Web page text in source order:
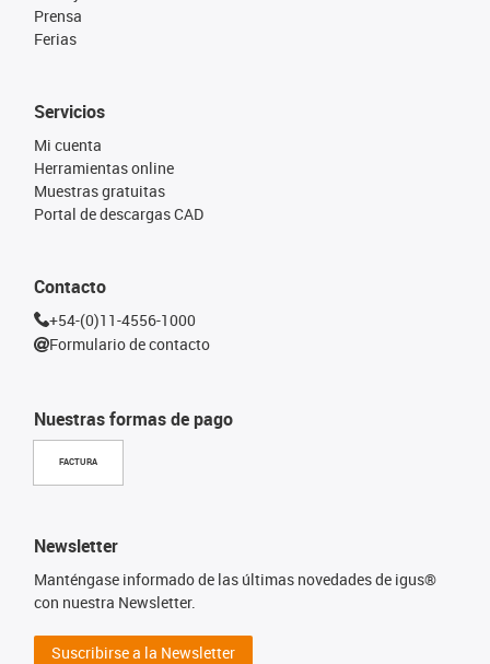
Prensa
Ferias
Nuestras formas de pago
FACTURA
Servicios
Mi cuenta
Herramientas online
Muestras gratuitas
Portal de descargas CAD
Contacto
+54-(0)11-4556-1000
Formulario de contacto
Newsletter
Manténgase informado de las últimas novedades de igus®
con nuestra Newsletter.
Suscribirse a la Newsletter